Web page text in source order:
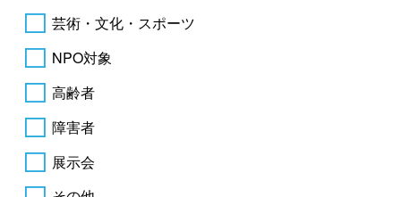
芸術・文化・スポーツ
NPO対象
高齢者
障害者
展示会